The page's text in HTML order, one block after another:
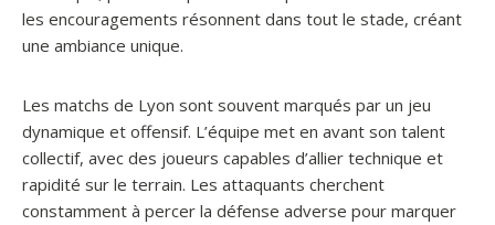
les encouragements résonnent dans tout le stade, créant
une ambiance unique.
Les matchs de Lyon sont souvent marqués par un jeu
dynamique et offensif. L’équipe met en avant son talent
collectif, avec des joueurs capables d’allier technique et
rapidité sur le terrain. Les attaquants cherchent
constamment à percer la défense adverse pour marquer